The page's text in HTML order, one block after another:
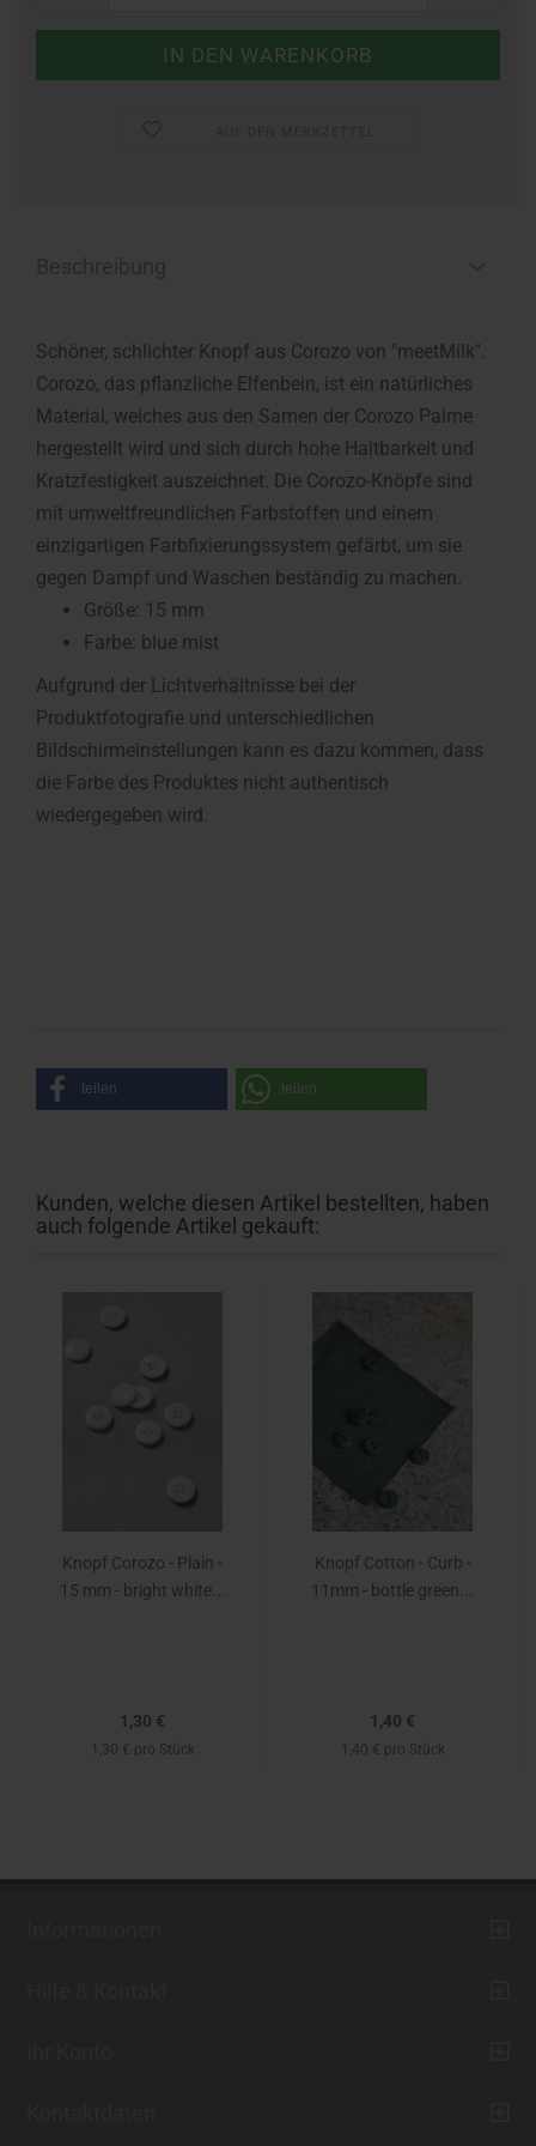
Schöner, schlichter Knopf aus Corozo von "meetMilk".
Corozo, das pflanzliche Elfenbein, ist ein natürliches
Material, welches aus den Samen der Corozo Palme
hergestellt wird und sich durch hohe Haltbarkeit und
Kratzfestigkeit auszeichnet. Die Corozo-Knöpfe sind
mit umweltfreundlichen Farbstoffen und einem
einzigartigen Farbfixierungssystem gefärbt, um sie
gegen Dampf und Waschen beständig zu machen.
Größe: 15 mm
Farbe: blue mist
Aufgrund der Lichtverhältnisse bei der
Produktfotografie und unterschiedlichen
Bildschirmeinstellungen kann es dazu kommen, dass
die Farbe des Produktes nicht authentisch
wiedergegeben wird.
teilen teilen
Kunden, welche diesen Artikel bestellten, haben
auch folgende Artikel gekauft:
Knopf Corozo - Plain -
15 mm - bright white...
1,30 €
1,30 € pro Stück
Knopf Cotton - Curb -
11mm - bottle green...
1,40 €
1,40 € pro Stück